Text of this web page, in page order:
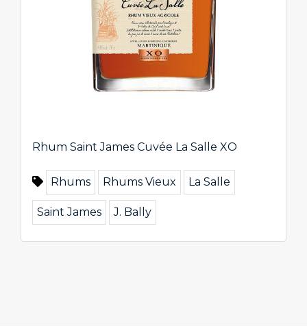
Rhum Saint James Cuvée La Salle XO
Rhums Rhums Vieux La Salle
Saint James J. Bally